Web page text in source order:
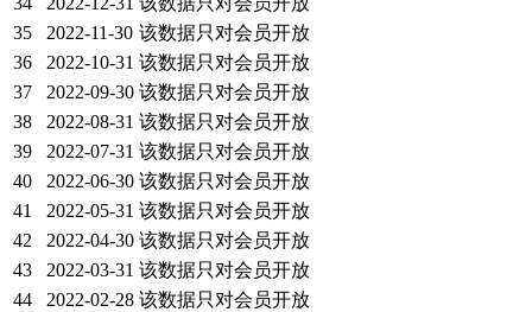
35
2022-11-30 该数据只对会员开放
36
2022-10-31 该数据只对会员开放
37
2022-09-30 该数据只对会员开放
38
2022-08-31 该数据只对会员开放
39
2022-07-31 该数据只对会员开放
40
2022-06-30 该数据只对会员开放
41
2022-05-31 该数据只对会员开放
42
2022-04-30 该数据只对会员开放
43
2022-03-31 该数据只对会员开放
44
2022-02-28 该数据只对会员开放